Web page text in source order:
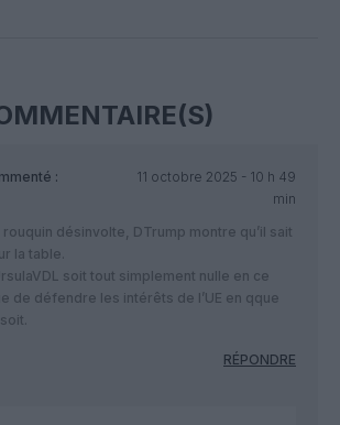
:
11 octobre 2025 - 10 h 49
min
désinvolte, DTrump montre qu’il sait
la table.
soit tout simplement nulle en ce
de défendre les intérêts de l’UE en qque
RÉPONDRE